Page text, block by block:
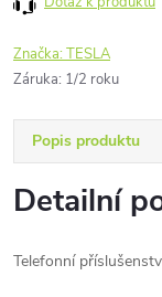
Značka:TESLA
Záruka: 1/2 roku
Popis produktu
Detailní
Telefonní